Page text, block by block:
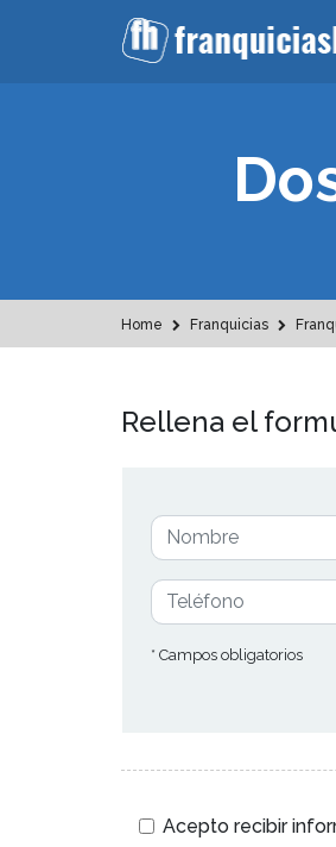
Home Franquicias
Rellena el
* Campos obligatorios
Acepto recibir